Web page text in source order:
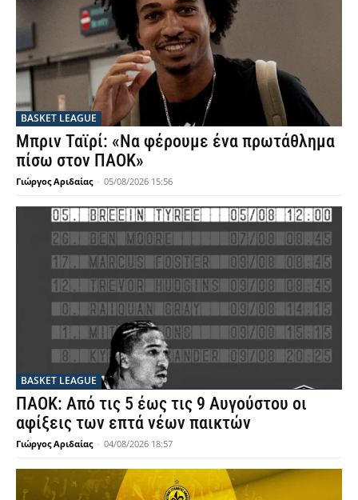
BASKET LEAGUE
Μπριν Ταϊρί: «Να φέρουμε ένα πρωτάθλημα
πίσω στον ΠΑΟΚ»
Γιώργος Αριδαίας - 05/08/2026 15:56
BASKET LEAGUE
ΠΑΟΚ: Από τις 5 έως τις 9 Αυγούστου οι
αφίξεις των επτά νέων παικτών
Γιώργος Αριδαίας - 04/08/2026 18:57